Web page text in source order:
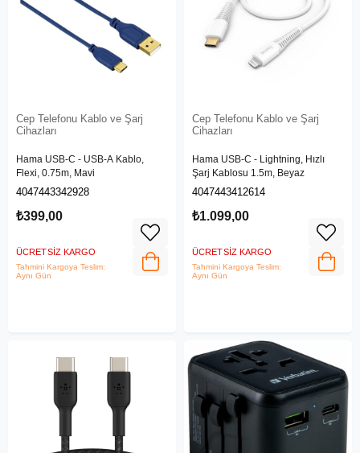
Cep Telefonu Kablo ve Şarj
Cihazları
Hama USB-C - USB-A Kablo,
Flexi, 0.75m, Mavi
4047443342928
₺399,00
ÜCRETSIZ KARGO
Tahmini Kargoya Teslim:
Aynı Gün
Cep Telefonu Kablo ve Şarj
Cihazları
Hama USB-C - Lightning, Hızlı
Şarj Kablosu 1.5m, Beyaz
4047443412614
₺1.099,00
ÜCRETSIZ KARGO
Tahmini Kargoya Teslim:
Aynı Gün